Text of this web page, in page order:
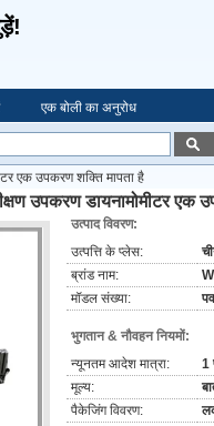
एक बोली का अनुरोध
एक उपकरण शक्ति मापता है
उपकरण डायनामोमीटर एक
उत्पाद विवरण:
उत्पत्ति के प्लेस:
ब्रांड नाम:
मॉडल संख्या:
भुगतान & नौवहन नियमों:
न्यूनतम आदेश मात्रा:
1
मूल्य:
पैकेजिंग विवरण: